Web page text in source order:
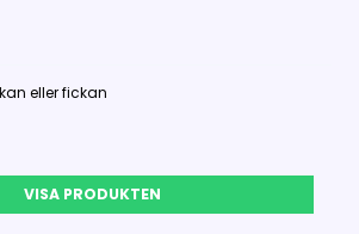
eller fickan
VISA PRODUKTEN